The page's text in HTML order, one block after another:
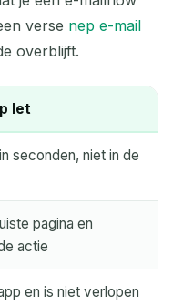
verse nep e-mail
overblijft.
let
seconden, niet in de
pagina en
actie
en is niet verlopen